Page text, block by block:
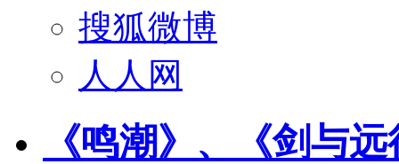
搜狐微博
人人网
《鸣潮》、《剑与